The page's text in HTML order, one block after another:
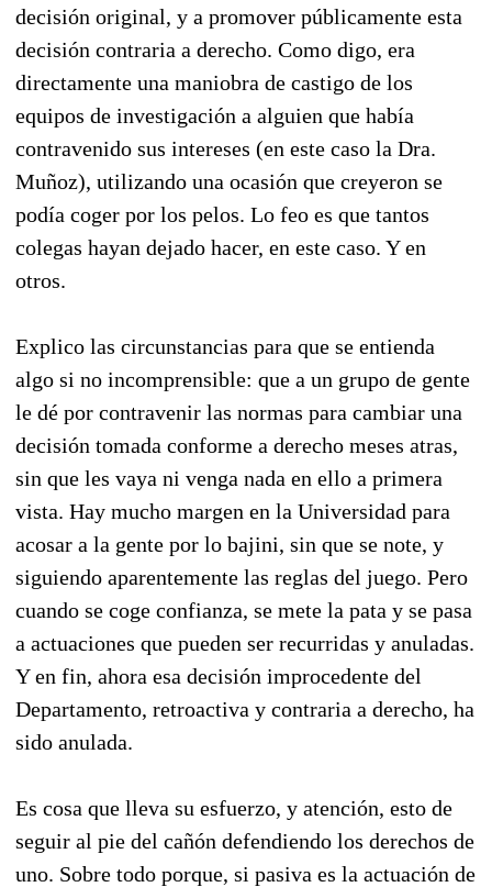
decisión original, y a promover públicamente esta
decisión contraria a derecho. Como digo, era
directamente una maniobra de castigo de los
equipos de investigación a alguien que había
contravenido sus intereses (en este caso la Dra.
Muñoz), utilizando una ocasión que creyeron se
podía coger por los pelos. Lo feo es que tantos
colegas hayan dejado hacer, en este caso. Y en
otros.
Explico las circunstancias para que se entienda
algo si no incomprensible: que a un grupo de gente
le dé por contravenir las normas para cambiar una
decisión tomada conforme a derecho meses atras,
sin que les vaya ni venga nada en ello a primera
vista. Hay mucho margen en la Universidad para
acosar a la gente por lo bajini, sin que se note, y
siguiendo aparentemente las reglas del juego. Pero
cuando se coge confianza, se mete la pata y se pasa
a actuaciones que pueden ser recurridas y anuladas.
Y en fin, ahora esa decisión improcedente del
Departamento, retroactiva y contraria a derecho, ha
sido anulada.
Es cosa que lleva su esfuerzo, y atención, esto de
seguir al pie del cañón defendiendo los derechos de
uno. Sobre todo porque, si pasiva es la actuación de